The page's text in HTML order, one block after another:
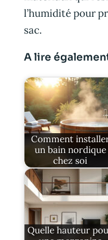
l’humidité pour
sac.
A lire
Comment
un bain nordique
chez soi
Quelle hauteur